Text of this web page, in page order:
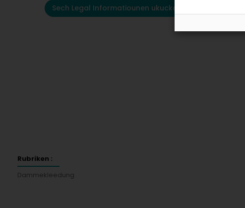
Sech Legal Informatiounen ukucken
Rubriken :
Dammekleedung